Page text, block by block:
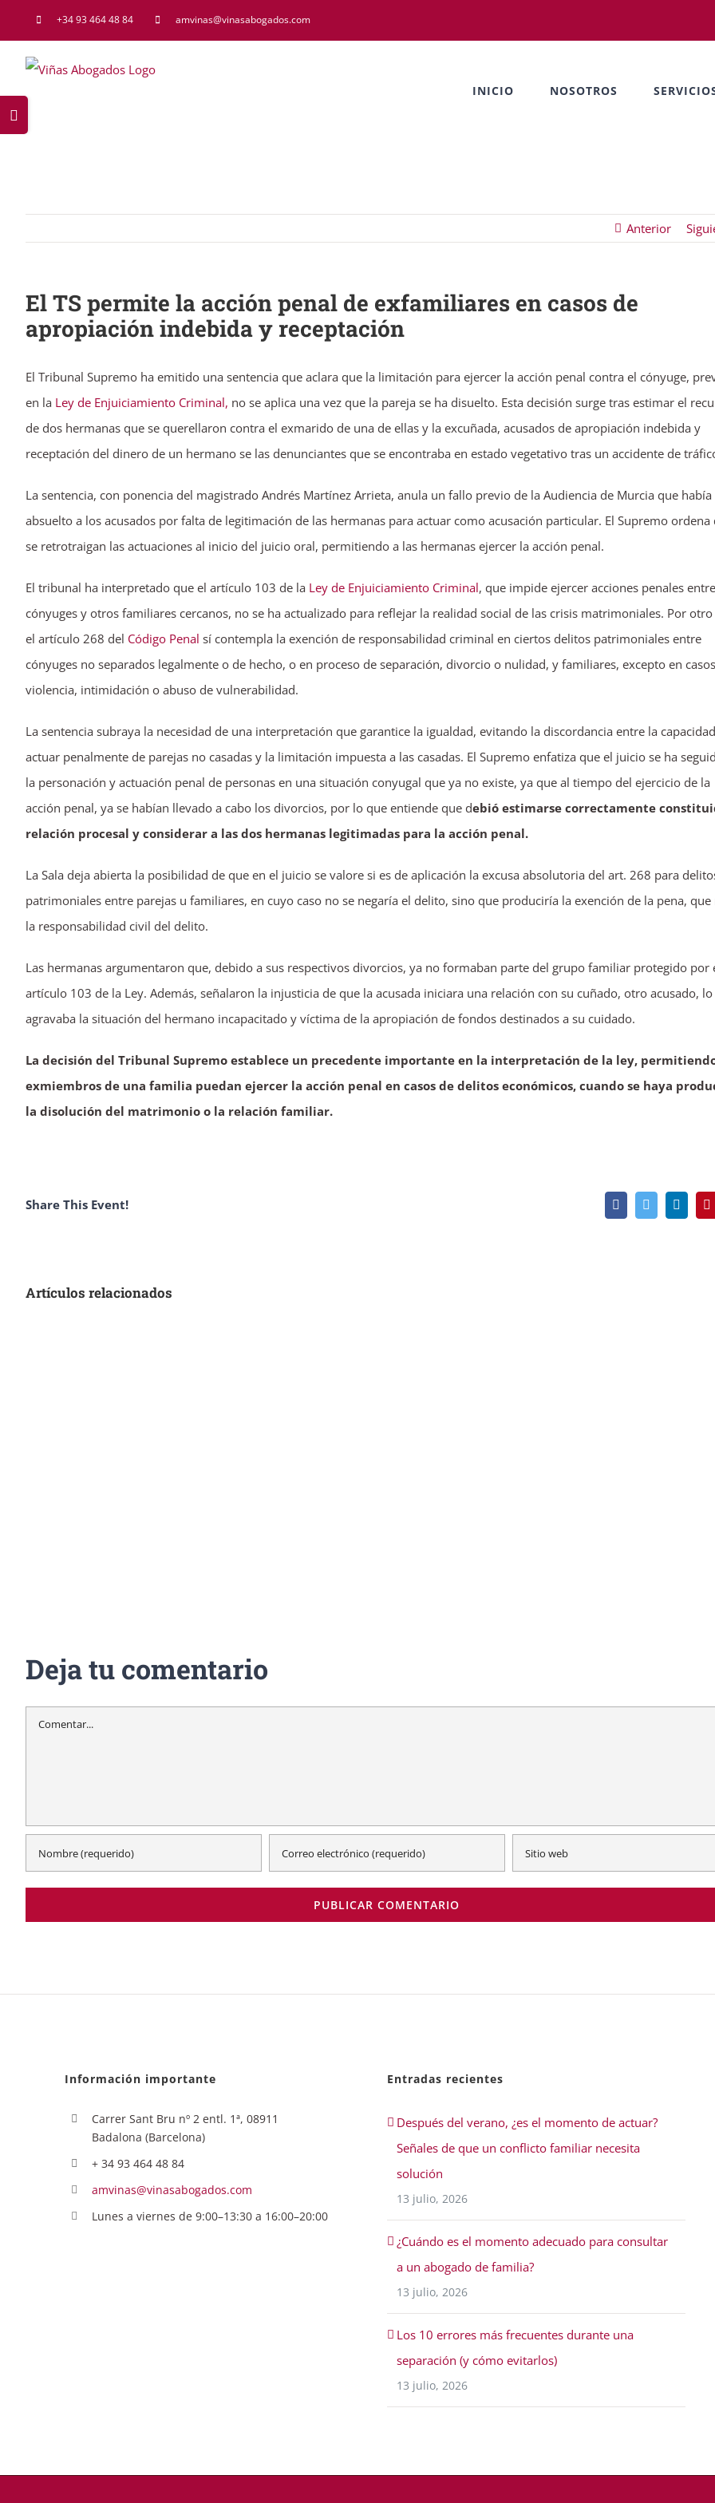
al
contenido
+34 93 464 48 84 amvinas@vinasabogados.com
INICIO NOSOTROS
Anterior
El TS permite la acción penal de exfamiliares en casos de
apropiación indebida y receptación
El Tribunal Supremo ha emitido una sentencia que aclara que la limitación para ejercer la acción penal contra el cónyuge,
en la Ley de Enjuiciamiento Criminal, no se aplica una vez que la pareja se ha disuelto. Esta decisión surge tras estimar el
de dos hermanas que se querellaron contra el exmarido de una de ellas y la excuñada, acusados de apropiación indebida y
receptación del dinero de un hermano se las denunciantes que se encontraba en estado vegetativo tras un accidente de
La sentencia, con ponencia del magistrado Andrés Martínez Arrieta, anula un fallo previo de la Audiencia de Murcia que había
absuelto a los acusados por falta de legitimación de las hermanas para actuar como acusación particular. El Supremo ordena
se retrotraigan las actuaciones al inicio del juicio oral, permitiendo a las hermanas ejercer la acción penal.
El tribunal ha interpretado que el artículo 103 de la Ley de Enjuiciamiento Criminal, que impide ejercer acciones penales entre
cónyuges y otros familiares cercanos, no se ha actualizado para reflejar la realidad social de las crisis matrimoniales. Por
el artículo 268 del Código Penal sí contempla la exención de responsabilidad criminal en ciertos delitos patrimoniales entre
cónyuges no separados legalmente o de hecho, o en proceso de separación, divorcio o nulidad, y familiares, excepto en
violencia, intimidación o abuso de vulnerabilidad.
La sentencia subraya la necesidad de una interpretación que garantice la igualdad, evitando la discordancia entre la
actuar penalmente de parejas no casadas y la limitación impuesta a las casadas. El Supremo enfatiza que el juicio se ha
la personación y actuación penal de personas en una situación conyugal que ya no existe, ya que al tiempo del ejercicio de la
acción penal, ya se habían llevado a cabo los divorcios, por lo que entiende que debió estimarse correctamente
relación procesal y considerar a las dos hermanas legitimadas para la acción penal.
La Sala deja abierta la posibilidad de que en el juicio se valore si es de aplicación la excusa absolutoria del art. 268 para
patrimoniales entre parejas u familiares, en cuyo caso no se negaría el delito, sino que produciría la exención de la pena, que
la responsabilidad civil del delito.
Las hermanas argumentaron que, debido a sus respectivos divorcios, ya no formaban parte del grupo familiar protegido por
artículo 103 de la Ley. Además, señalaron la injusticia de que la acusada iniciara una relación con su cuñado, otro acusado,
agravaba la situación del hermano incapacitado y víctima de la apropiación de fondos destinados a su cuidado.
La decisión del Tribunal Supremo establece un precedente importante en la interpretación de la ley,
exmiembros de una familia puedan ejercer la acción penal en casos de delitos económicos, cuando se haya
la disolución del matrimonio o la relación familiar.
Share This Event! FacebookTwitterLinkedIn
Artículos relacionados
Deja tu comentario
Comentar
Información importante
Carrer Sant Bru nº 2 entl. 1ª, 08911
Badalona (Barcelona)
+ 34 93 464 48 84
amvinas@vinasabogados.com
Lunes a viernes de 9:00–13:30 a 16:00–20:00
Entradas recientes
Después del verano, ¿es el momento de actuar?
Señales de que un conflicto familiar necesita
solución
13 julio, 2026
¿Cuándo es el momento adecuado para consultar
a un abogado de familia?
13 julio, 2026
Los 10 errores más frecuentes durante una
separación (y cómo evitarlos)
13 julio, 2026
Toggle
Sliding